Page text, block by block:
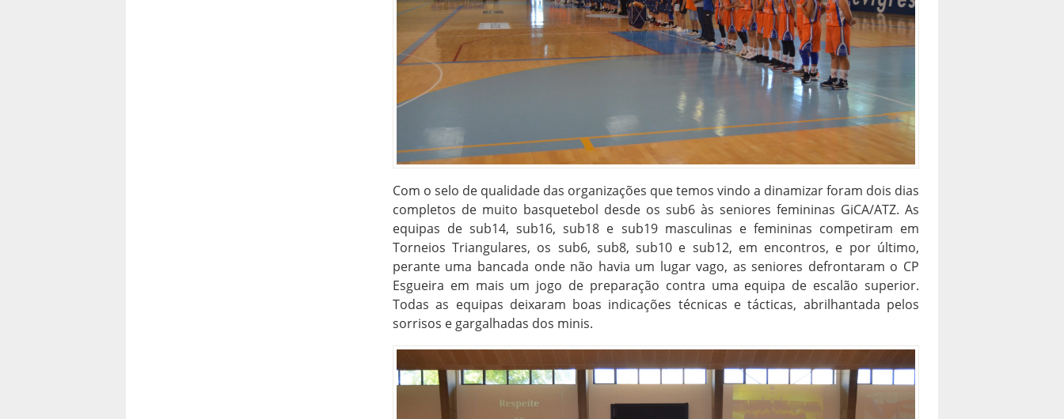
Com o selo de qualidade das organizações que temos vindo a dinamizar foram dois dias
completos de muito basquetebol desde os sub6 às seniores femininas GiCA/ATZ. As
equipas de sub14, sub16, sub18 e sub19 masculinas e femininas competiram em
Torneios Triangulares, os sub6, sub8, sub10 e sub12, em encontros, e por último,
perante uma bancada onde não havia um lugar vago, as seniores defrontaram o CP
Esgueira em mais um jogo de preparação contra uma equipa de escalão superior.
Todas as equipas deixaram boas indicações técnicas e tácticas, abrilhantada pelos
sorrisos e gargalhadas dos minis.